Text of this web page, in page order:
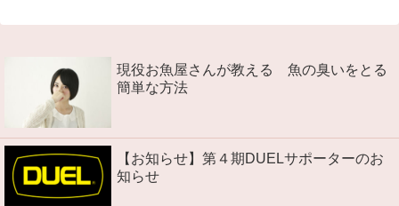
現役お魚屋さんが教える 魚の臭いをとる
簡単な方法
【お知らせ】第４期DUELサポーターのお
知らせ